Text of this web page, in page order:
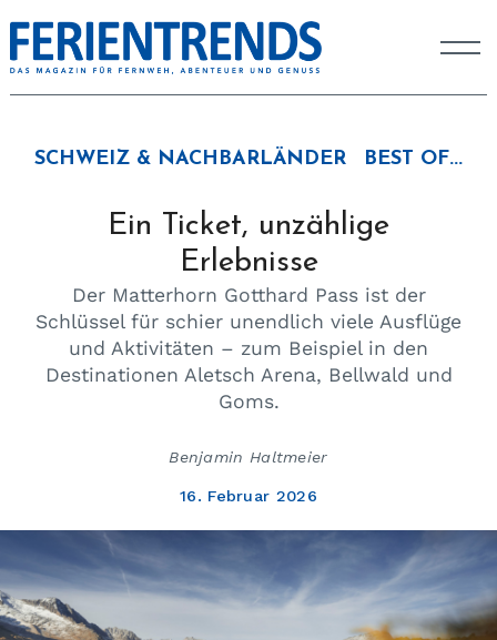
SCHWEIZ & NACHBARLÄNDER BEST OF...
Ein Ticket, unzählige
Erlebnisse
Der Matterhorn Gotthard Pass ist der
Schlüssel für schier unendlich viele Ausflüge
und Aktivitäten – zum Beispiel in den
Destinationen Aletsch Arena, Bellwald und
Goms.
Benjamin Haltmeier
16. Februar 2026